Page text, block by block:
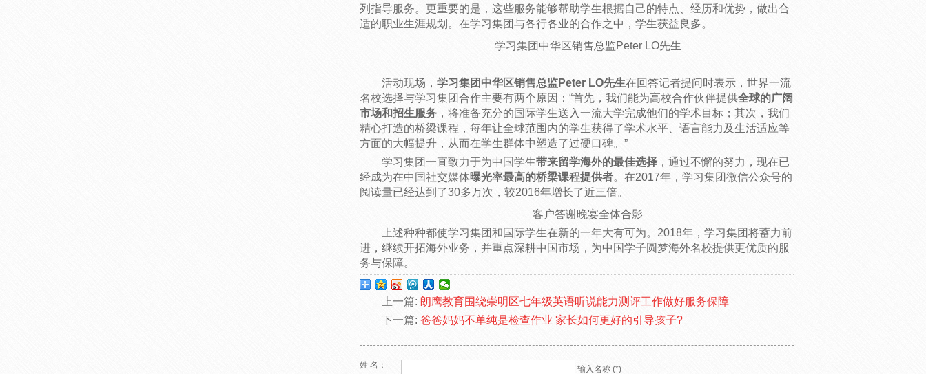
列指导服务。更重要的是，这些服务能够帮助学生根据自己的特点、经历和优势，做出合
适的职业生涯规划。在学习集团与各行各业的合作之中，学生获益良多。
学习集团中华区销售总监Peter LO先生
活动现场， 学习集团中华区销售总监Peter LO先生在回答记者提问时表示，世界一流
名校选择与学习集团合作主要有两个原因：“首先，我们能为高校合作伙伴提供全球的广阔
市场和招生服务 ，将准备充分的国际学生送入一流大学完成他们的学术目标；其次，我们
精心打造的桥梁课程，每年让全球范围内的学生获得了学术水平、语言能力及生活适应等
方面的大幅提升，从而在学生群体中塑造了过硬口碑。”
学习集团一直致力于为中国学生带来留学海外的最佳选择 ，通过不懈的努力，现在已
经成为在中国社交媒体曝光率最高的桥梁课程提供者。在2017年，学习集团微信公众号的
阅读量已经达到了30多万次，较2016年增长了近三倍。
客户答谢晚宴全体合影
上述种种都使学习集团和国际学生在新的一年大有可为。2018年，学习集团将蓄力前
进，继续开拓海外业务，并重点深耕中国市场，为中国学子圆梦海外名校提供更优质的服
务与保障。
上一篇: 朗鹰教育围绕崇明区七年级英语听说能力测评工作做好服务保障
下一篇: 爸爸妈妈不单纯是检查作业 家长如何更好的引导孩子?
姓 名： 输入名称 (*)